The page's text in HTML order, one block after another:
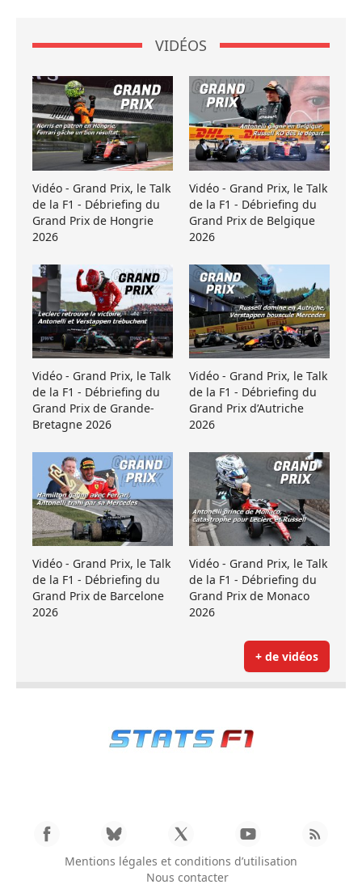
VIDÉOS
Vidéo - Grand Prix, le Talk
de la F1 - Débriefing du
Grand Prix de Hongrie
2026
Vidéo - Grand Prix, le Talk
de la F1 - Débriefing du
Grand Prix de Belgique
2026
Vidéo - Grand Prix, le Talk
de la F1 - Débriefing du
Grand Prix de Grande-
Bretagne 2026
Vidéo - Grand Prix, le Talk
de la F1 - Débriefing du
Grand Prix d’Autriche
2026
Vidéo - Grand Prix, le Talk
de la F1 - Débriefing du
Grand Prix de Barcelone
2026
Vidéo - Grand Prix, le Talk
de la F1 - Débriefing du
Grand Prix de Monaco
2026
+ de vidéos
Mentions légales et conditions d’utilisation
Nous contacter